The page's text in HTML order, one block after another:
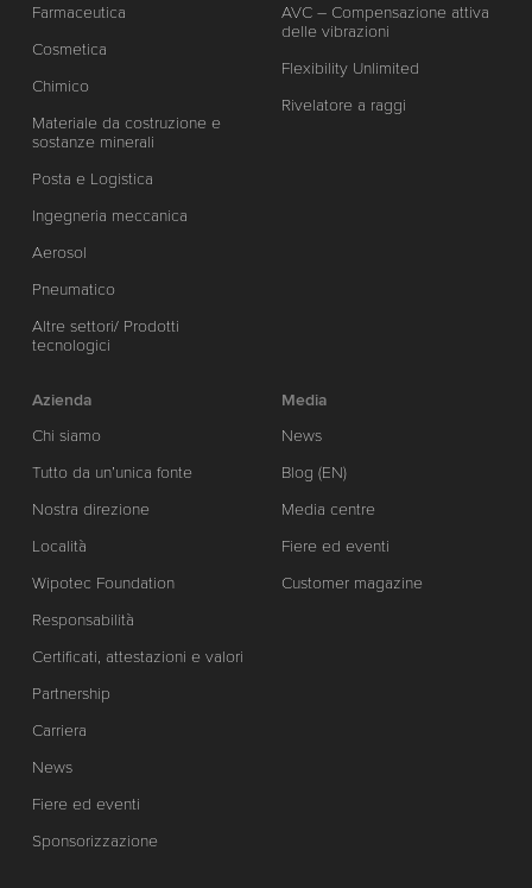
Farmaceutica
Cosmetica
Chimico
Materiale da costruzione e
sostanze minerali
Posta e Logistica
Ingegneria meccanica
Aerosol
Pneumatico
Altre settori/ Prodotti
tecnologici
AVC – Compensazione attiva
delle vibrazioni
Flexibility Unlimited
Rivelatore a raggi
Azienda
Chi siamo
Tutto da un’unica fonte
Nostra direzione
Località
Wipotec Foundation
Responsabilità
Certificati, attestazioni e valori
Partnership
Carriera
News
Fiere ed eventi
Sponsorizzazione
Media
News
Blog (EN)
Media centre
Fiere ed eventi
Customer magazine